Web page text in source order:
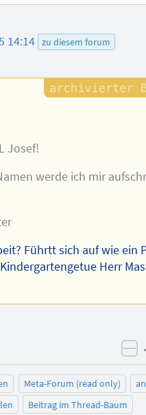
14:14 zu diesem forum
Josef!
werde ich mir
Führtt sich auf wie ein
Herr
Meta-Forum (read only)
Beitrag im Thread-Baum